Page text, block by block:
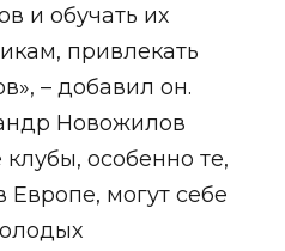
и обучать их
привлекать
– добавил он.
Новожилов
особенно те,
Европе, могут себе